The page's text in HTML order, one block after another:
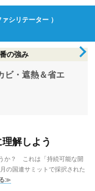
シリテーター ）
の強み
ビ・遮熱＆省エ
解しよう
か？ これは「持続可能な開
の国連サミットで採択された
る≫